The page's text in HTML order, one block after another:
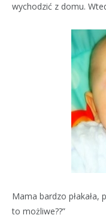
wychodzić z domu.
Mama bardzo płakała,
to możliwe??”